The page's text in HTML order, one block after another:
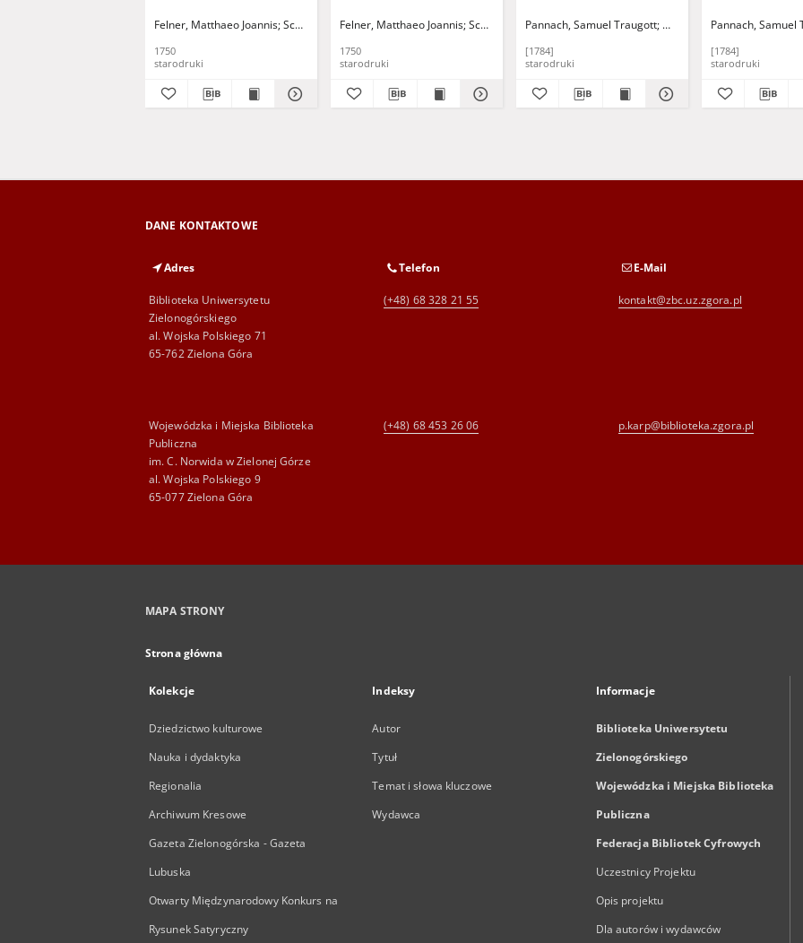
Felner, Matthaeo Joannis Schluncke, Johann Christoph. Edytor
1750
starodruki
Felner, Matthaeo Joannis Schluncke, Johann Christoph. Edytor
1750
starodruki
Pannach, Samuel Traugott Winkler
[1784]
starodruki
Pannach, Samuel
[1784]
starodruki
DANE KONTAKTOWE
Adres
Biblioteka Uniwersytetu
Zielonogórskiego
al. Wojska Polskiego 71
65-762 Zielona Góra
Telefon
(+48) 68 328 21 55
E-Mail
kontakt@zbc.uz.zgora.pl
Wojewódzka i Miejska Biblioteka
Publiczna
im. C. Norwida w Zielonej Górze
al. Wojska Polskiego 9
65-077 Zielona Góra
(+48) 68 453 26 06 p.karp@biblioteka.zgora.pl
MAPA STRONY
Strona główna
Kolekcje
Dziedzictwo kulturowe
Nauka i dydaktyka
Regionalia
Archiwum Kresowe
Gazeta Zielonogórska - Gazeta
Lubuska
Otwarty Międzynarodowy Konkurs na
Rysunek Satyryczny
Indeksy
Autor
Tytuł
Temat i słowa kluczowe
Wydawca
Informacje
Biblioteka Uniwersytetu
Zielonogórskiego
Wojewódzka i Miejska Biblioteka
Publiczna
Federacja Bibliotek Cyfrowych
Uczestnicy Projektu
Opis projektu
Dla autorów i wydawców